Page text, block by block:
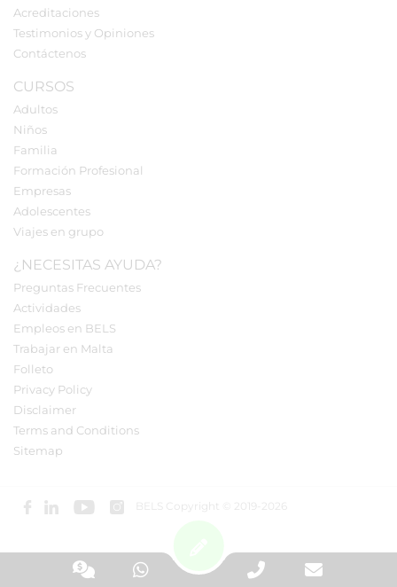
Acreditaciones
Testimonios y Opiniones
Contáctenos
CURSOS
Adultos
Niños
Familia
Formación Profesional
Empresas
Adolescentes
Viajes en grupo
¿NECESITAS AYUDA?
Preguntas Frecuentes
Actividades
Empleos en BELS
Trabajar en Malta
Folleto
Privacy Policy
Disclaimer
Terms and Conditions
Sitemap
BELS Copyright © 2019-2026